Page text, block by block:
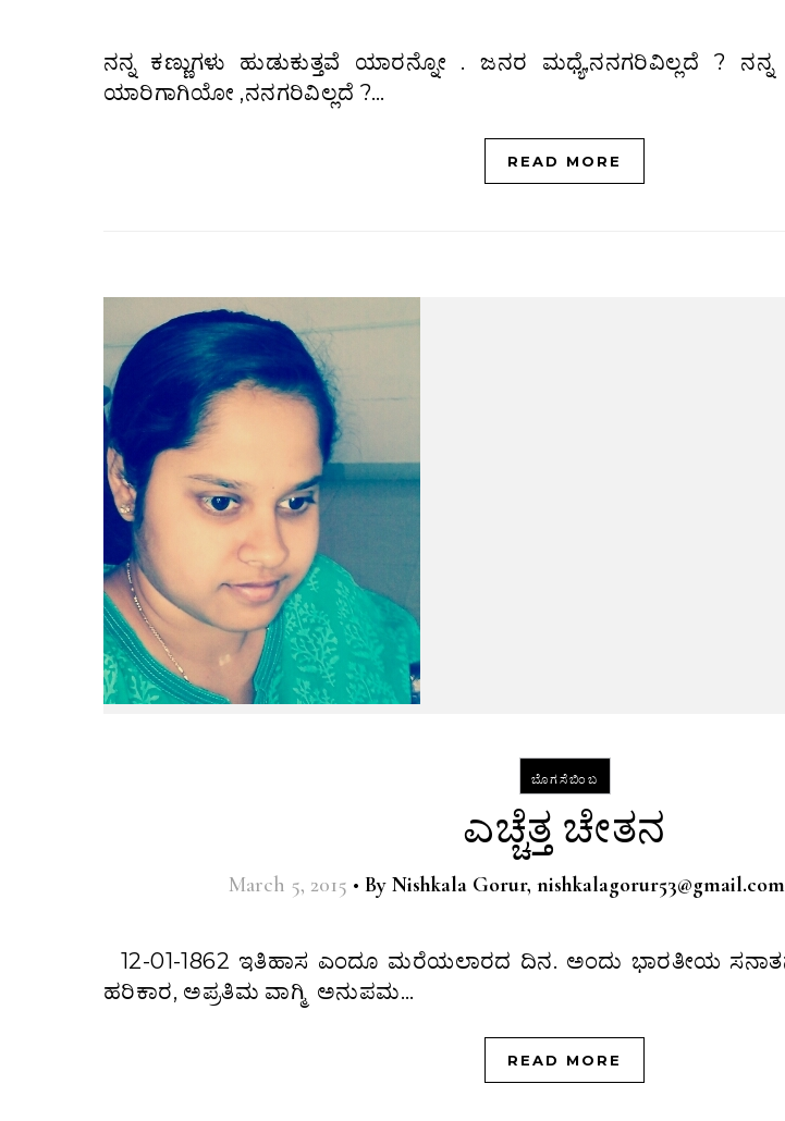
ನನ್ನ ಕಣ್ಣುಗಳು ಹುಡುಕುತ್ತವೆ ಯಾರನ್ನೋ . ಜನರ ಮಧ್ಯೆ,ನನಗರಿವಿಲ್ಲದೆ ? ನನ್ನ ಕೈಗಳು ಏನೋ ಬರೆಯುತ್ತವೆ,
ಯಾರಿಗಾಗಿಯೋ ,ನನಗರಿವಿಲ್ಲದೆ ?…
READ MORE
ಬೊಗಸೆಬಿಂಬ
ಎಚ್ಚೆತ್ತ ಚೇತನ
March 5, 2015 • By Nishkala Gorur, nishkalagorur53@gmail.com
12-01-1862 ಇತಿಹಾಸ ಎಂದೂ ಮರೆಯಲಾರದ ದಿನ. ಅಂದು ಭಾರತೀಯ ಸನಾತನ ಸಂಸ್ಕೃತಿಯ ಪುನರುಸ್ಥಾನದ
ಹರಿಕಾರ, ಅಪ್ರತಿಮ ವಾಗ್ಮಿ ಅನುಪಮ…
READ MORE